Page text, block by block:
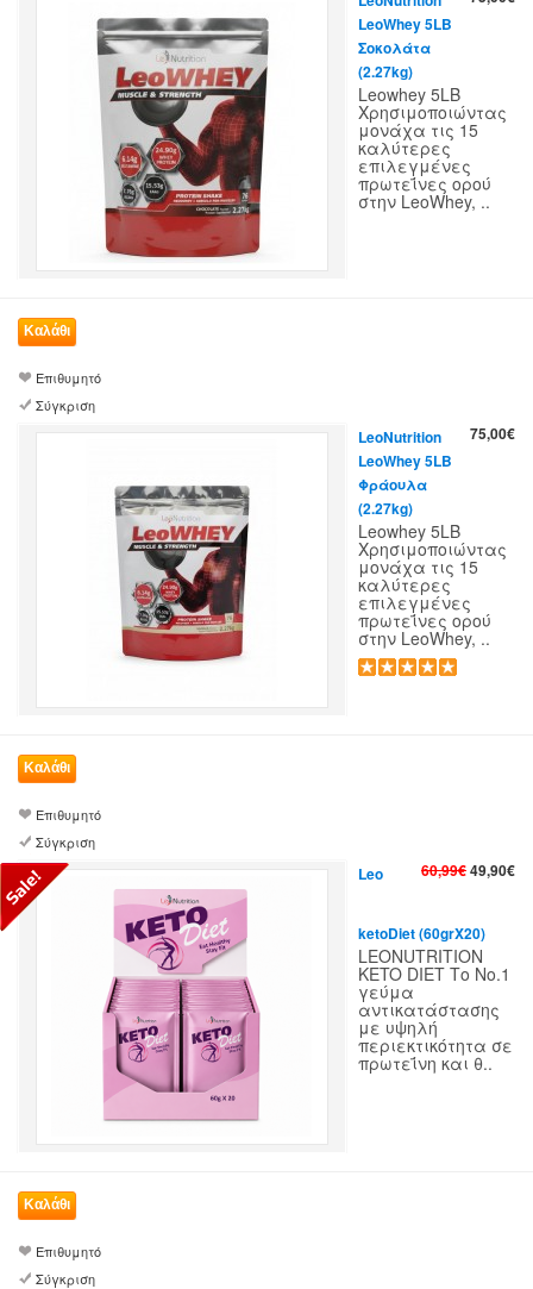
LeoWhey 5LB
Σοκολάτα
(2.27kg)
Leowhey 5LB
Χρησιμοποιώντας
μονάχα τις 15
καλύτερες
επιλεγμένες
πρωτεΐνες ορού
στην LeoWhey, ..
Επιθυμητό
Σύγκριση
75,00€
LeoNutrition
LeoWhey 5LB
Φράουλα
(2.27kg)
Leowhey 5LB
Χρησιμοποιώντας
μονάχα τις 15
καλύτερες
επιλεγμένες
πρωτεΐνες ορού
στην LeoWhey, ..
Επιθυμητό
Σύγκριση
60,99€49,90€
Leo
ketoDiet (60grX20)
LEONUTRITION
KETO DIET Το Νο.1
γεύμα
αντικατάστασης
με υψηλή
περιεκτικότητα σε
πρωτεΐνη και θ..
Επιθυμητό
Σύγκριση